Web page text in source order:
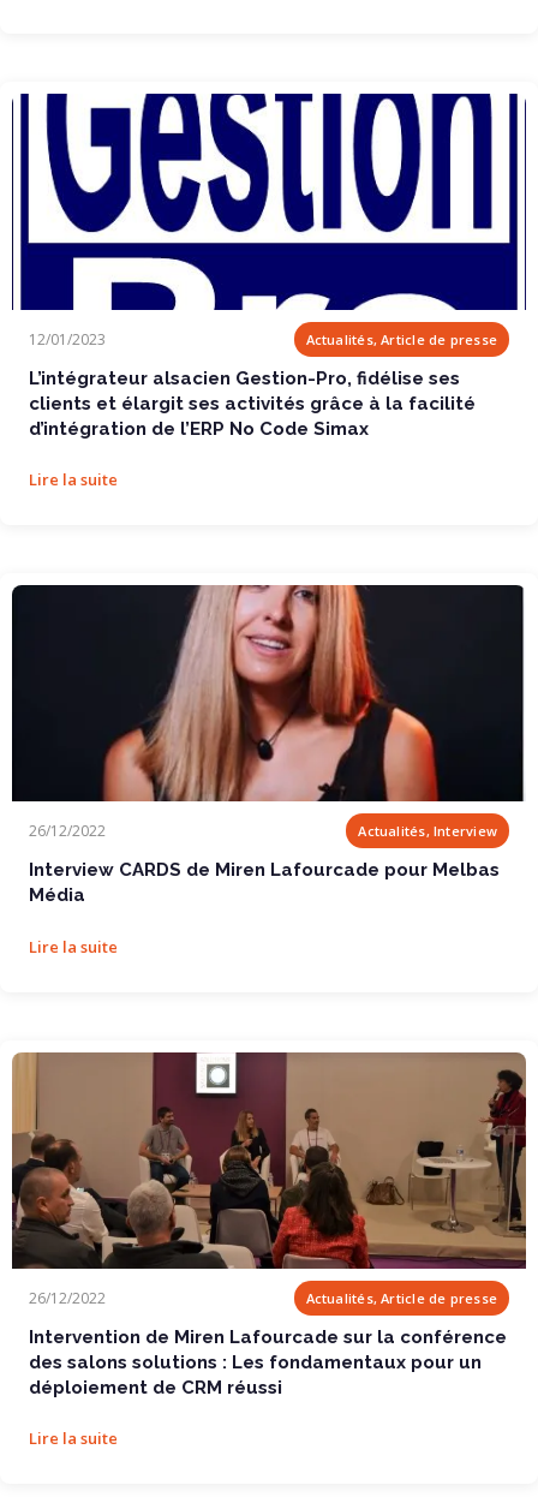
12/01/2023 Actualités, Article de presse
L’intégrateur alsacien Gestion-Pro, fidélise ses
clients et élargit ses activités grâce à la facilité
d’intégration de l’ERP No Code Simax
Lire la suite
Interview CARDS de Miren Lafourcade pour Melbas...
26/12/2022 Actualités, Interview
Interview CARDS de Miren Lafourcade pour Melbas
Média
Lire la suite
26/12/2022 Actualités, Article de presse
Intervention de Miren Lafourcade sur la conférence
des salons solutions : Les fondamentaux pour un
déploiement de CRM réussi
Lire la suite